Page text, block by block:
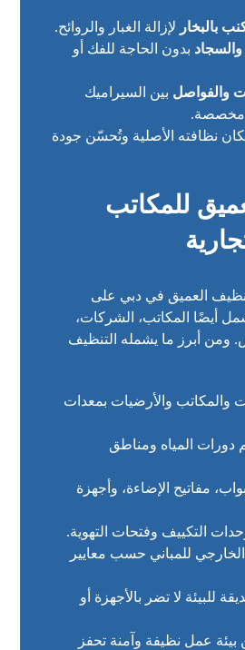
بالبخار لإزالة الغبار والروائح.
والسجاد بدون الحاجة للفك أو
والفواصل بين السيراميك
مخصصة.
نظافته الأصلية وتُحسّن جودة
للمكاتب
العميق في دبي على
أيضًا المكاتب، الشركات،
ومن أبرز ما يشمله التنظيف
والمكاتب والأرضيات بمعدات
دورات المياه ومناطق
مفاتيح الإضاءة، وأجهزة
التكييف وفتحات التهوية.
للمباني حسب معايير
للبيئة لا تضر بالأجهزة أو
عمل نظيفة وآمنة تحفز